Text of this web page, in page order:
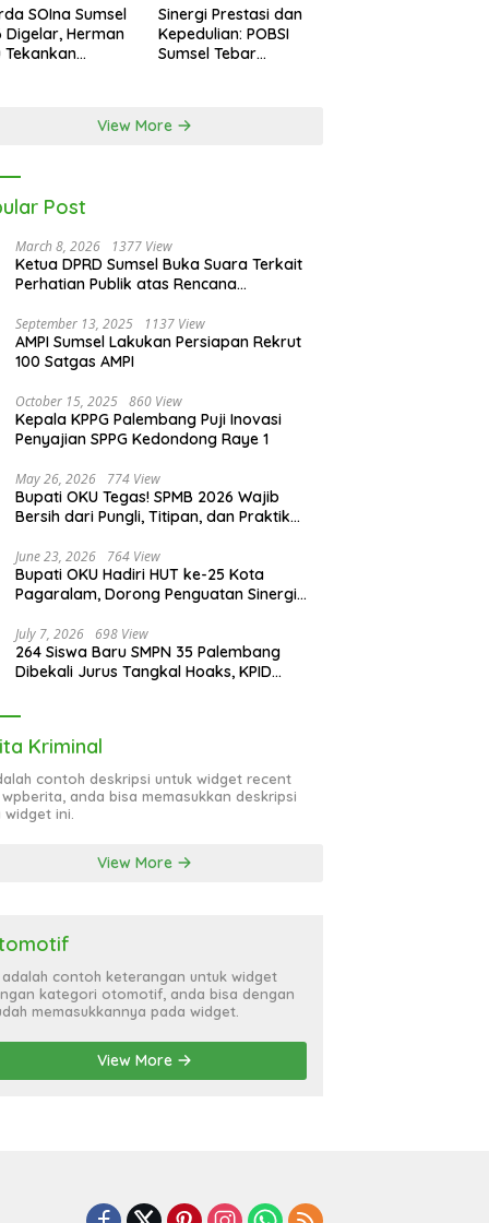
SOIna Sumsel
Digelar, Herman
Tekankan
Sinergi Prestasi dan
Kepedulian: POBSI
Sumsel Tebar
View More
Post
March 8, 2026 1377 View
Ketua DPRD Sumsel Buka Suara Terkait
Perhatian Publik atas Rencana
September 13, 2025 1137 View
AMPI Sumsel Lakukan Persiapan Rekrut
100 Satgas AMPI
October 15, 2025 860 View
Kepala KPPG Palembang Puji Inovasi
Penyajian SPPG Kedondong Raye 1
May 26, 2026 774 View
Bupati OKU Tegas! SPMB 2026 Wajib
Bersih dari Pungli, Titipan, dan Praktik
June 23, 2026 764 View
Bupati OKU Hadiri HUT ke-25 Kota
Pagaralam, Dorong Penguatan Sinergi
July 7, 2026 698 View
264 Siswa Baru SMPN 35 Palembang
Dibekali Jurus Tangkal Hoaks, KPID
Kriminal
contoh deskripsi untuk widget recent
anda bisa memasukkan deskripsi
widget ini.
View More
adalah contoh keterangan untuk widget
kategori otomotif, anda bisa dengan
memasukkannya pada widget.
View More